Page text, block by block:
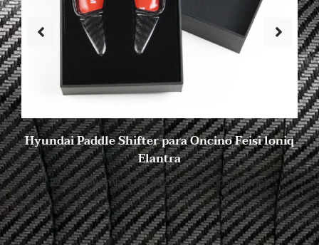
Hyundai Paddle Shifter para Oncino Feisi loniq
Elantra
22 de novembro de 2022 Sem comentários